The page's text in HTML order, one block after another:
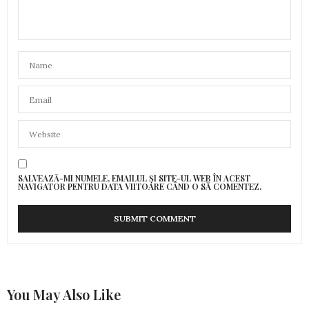
SALVEAZĂ-MI NUMELE, EMAILUL ȘI SITE-UL WEB ÎN ACEST
NAVIGATOR PENTRU DATA VIITOARE CÂND O SĂ COMENTEZ.
You May Also Like